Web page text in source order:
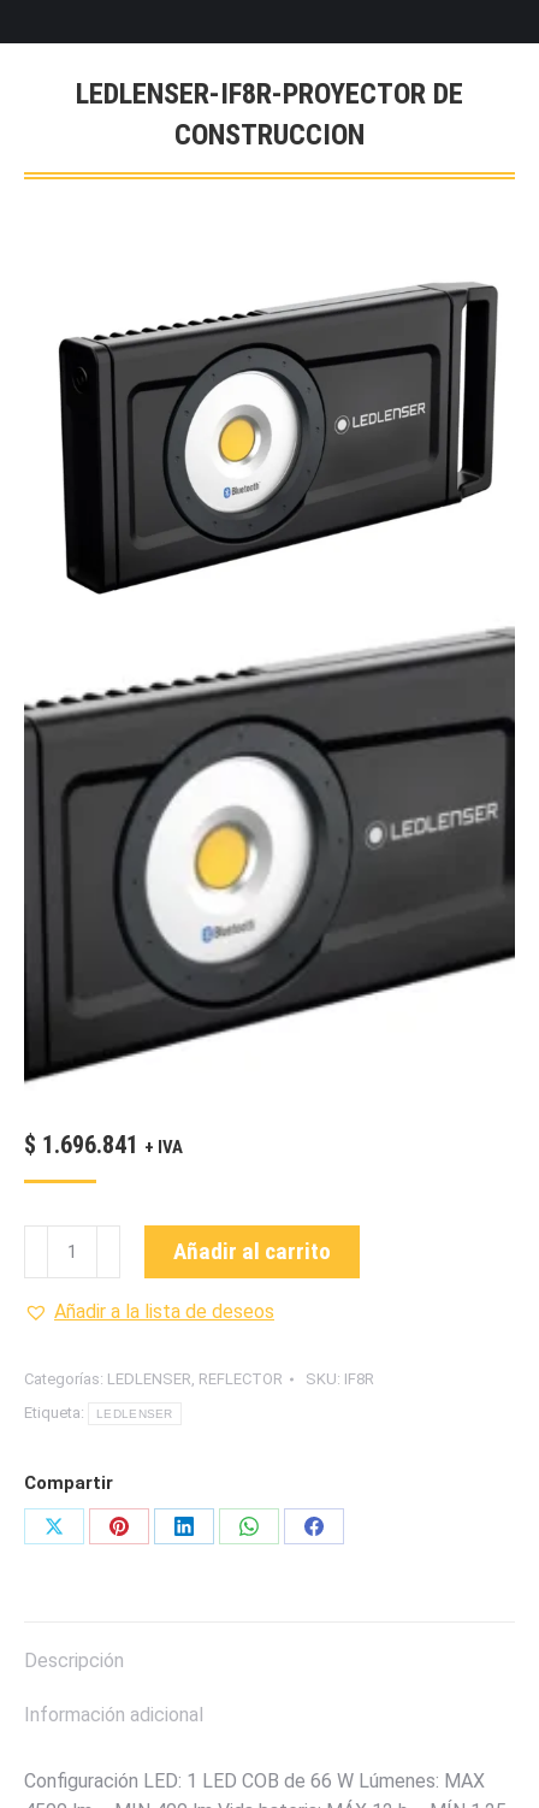
LEDLENSER-IF8R-PROYECTOR DE
CONSTRUCCION
$ 1.696.841 + IVA
PROYECTOR
cantidad
Añadir al carrito
Añadir a la lista de deseos
Categorías: LEDLENSER REFLECTOR SKU: IF8R
Etiqueta:
LEDLENSER
Compartir
Share
Share
Share
Share
Share
Descripción
Información adicional
Configuración LED: 1 LED COB de 66 W Lúmenes: MAX